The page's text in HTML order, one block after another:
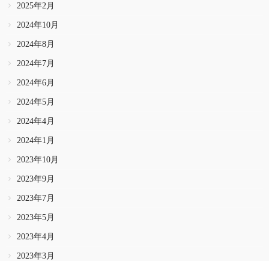
2025年2月
2024年10月
2024年8月
2024年7月
2024年6月
2024年5月
2024年4月
2024年1月
2023年10月
2023年9月
2023年7月
2023年5月
2023年4月
2023年3月